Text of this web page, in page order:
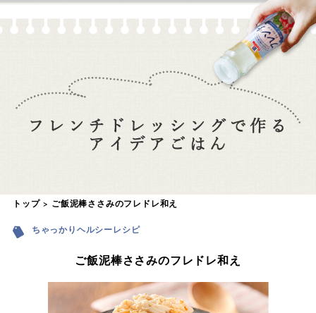
トップ ご飯泥棒ささみのフレドレ和え
ちゃっかりヘルシーレシピ
ご飯泥棒ささみのフレドレ和え